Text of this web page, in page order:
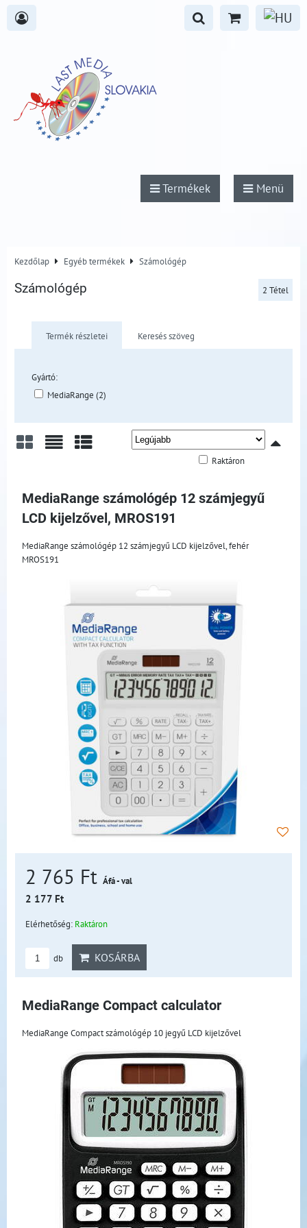
Termékek Menü
Kezdőlap Egyéb termékek Számológép
Számológép 2 Tétel
Termék részletei Keresés szöveg
Gyártó:
MediaRange (2)
Raktáron
MediaRange számológép 12 számjegyű
LCD kijelzővel, MROS191
MediaRange számológép 12 számjegyű LCD kijelzővel, fehér
MROS191
2 765 Ft Áfá - val
2 177 Ft
Elérhetőség: Raktáron
db KOSÁRBA
MediaRange Compact calculator
MediaRange Compact számológép 10 jegyű LCD kijelzővel